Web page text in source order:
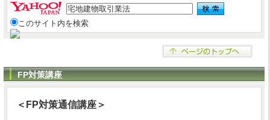
このサイト内を検索
FP対策講座
＜FP対策通信講座＞